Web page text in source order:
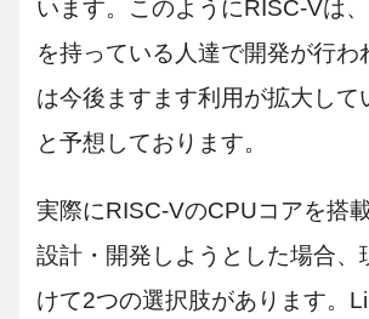
います。このようにRISC-Vは
を持っている人達で開発が行わ
は今後ますます利用が拡大して
と予想しております。
実際にRISC-VのCPUコアを搭
設計・開発しようとした場合、
けて2つの選択肢があります。